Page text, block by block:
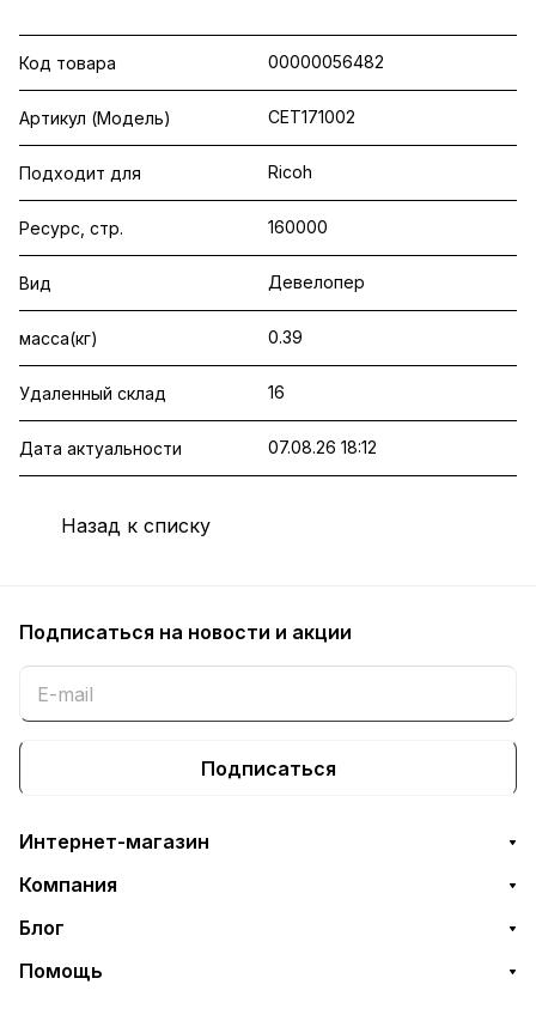
Код товара 00000056482
Артикул (Модель) CET171002
Подходит для Ricoh
Ресурс, стр. 160000
Вид Девелопер
масса(кг) 0.39
Удаленный склад 16
Дата актуальности 07.08.26 18:12
Назад к списку
Подписаться на новости и акции
Подписаться
Интернет-магазин
Компания
Блог
Помощь